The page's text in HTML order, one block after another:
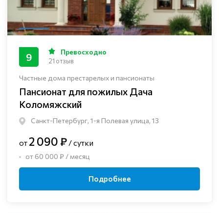
Частные дома престарелых и пансионаты
Пансионат для пожилых Дача
Коломяжский
Санкт-Петербург, 1-я Полевая улица, 13
9 Превосходно
21 отзыв
от 2 090 ₽ / сутки
от 60 000 ₽ / месяц
Подробнее